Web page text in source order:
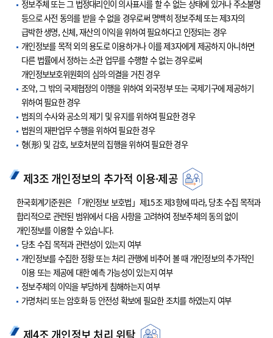
정보주체 또는 그 법정대리인이 의사표시를 할 수 없는 상태에 있거나 주소불명
등으로 사전 동의를 받을 수 없을 경우로써 명백히 정보주체 또는 제3자의
급박한 생명, 신체, 재산의 이익을 위하여 필요하다고 인정되는 경우
개인정보를 목적 외의 용도로 이용하거나 이를 제3자에게 제공하지 아니하면
다른 법률에서 정하는 소관 업무를 수행할 수 없는 경우로써
개인정보보호위원회의 심의·의결을 거친 경우
조약, 그 밖의 국제협정의 이행을 위하여 외국정부 또는 국제기구에 제공하기
위하여 필요한 경우
범죄의 수사와 공소의 제기 및 유지를 위하여 필요한 경우
법원의 재판업무 수행을 위하여 필요한 경우
형(形) 및 감호, 보호처분의 집행을 위하여 필요한 경우
제3조 개인정보의 추가적 이용·제공
한국회계기준원은 「개인정보 보호법」제15조 제3항에 따라, 당초 수집 목적과
합리적으로 관련된 범위에서 다음 사항을 고려하여 정보주체의 동의 없이
개인정보를 이용할 수 있습니다.
당초 수집 목적과 관련성이 있는지 여부
개인정보를 수집한 정황 또는 처리 관행에 비추어 볼 때 개인정보의 추가적인
이용 또는 제공에 대한 예측 가능성이 있는지 여부
정보주체의 이익을 부당하게 침해하는지 여부
가명처리 또는 암호화 등 안전성 확보에 필요한 조치를 하였는지 여부